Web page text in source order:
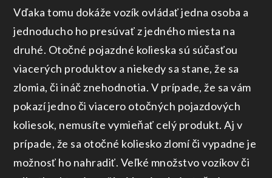
Vďaka tomu dokáže vozík ovládať jedna osoba a
jednoducho ho presúvať z jedného miesta na
druhé. Otočné pojazdné kolieska sú súčasťou
viacerých produktov a niekedy sa stane, že sa
zlomia, či ináč znehodnotia. V prípade, že sa vám
pokazí jedno či viacero otočných pojazdových
koliesok, nemusíte vymieňať celý produkt. Aj v
prípade, že sa otočné koliesko zlomí či vypadne je
možnosť ho nahradiť. Veľké množstvo vozíkov či